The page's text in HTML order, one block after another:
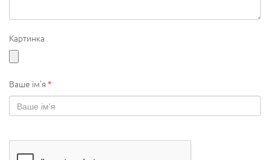
Картинка
Ваше ім'я*